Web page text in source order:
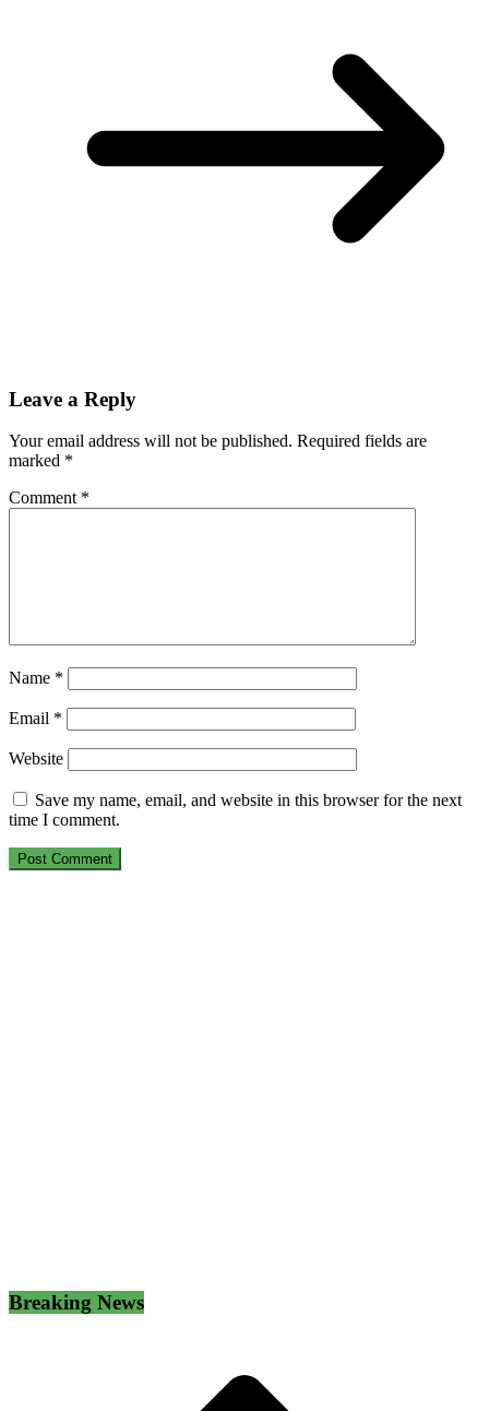
Leave a Reply
Your email address will not be published. Required fields are
marked *
Comment *
Name *
Email *
Website
Save my name, email, and website in this browser for the next
time I comment.
Breaking News